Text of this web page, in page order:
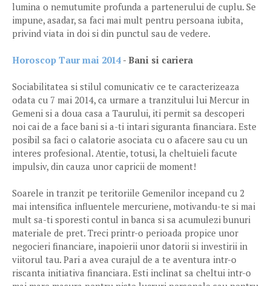
lumina o nemutumite profunda a partenerului de cuplu. Se
impune, asadar, sa faci mai mult pentru persoana iubita,
privind viata in doi si din punctul sau de vedere.
Horoscop Taur mai 2014 - Bani si cariera
Sociabilitatea si stilul comunicativ ce te caracterizeaza
odata cu 7 mai 2014, ca urmare a tranzitului lui Mercur in
Gemeni si a doua casa a Taurului, iti permit sa descoperi
noi cai de a face bani si a-ti intari siguranta financiara. Este
posibil sa faci o calatorie asociata cu o afacere sau cu un
interes profesional. Atentie, totusi, la cheltuieli facute
impulsiv, din cauza unor capricii de moment!
Soarele in tranzit pe teritoriile Gemenilor incepand cu 2
mai intensifica influentele mercuriene, motivandu-te si mai
mult sa-ti sporesti contul in banca si sa acumulezi bunuri
materiale de pret. Treci printr-o perioada propice unor
negocieri financiare, inapoierii unor datorii si investirii in
viitorul tau. Pari a avea curajul de a te aventura intr-o
riscanta initiativa financiara. Esti inclinat sa cheltui intr-o